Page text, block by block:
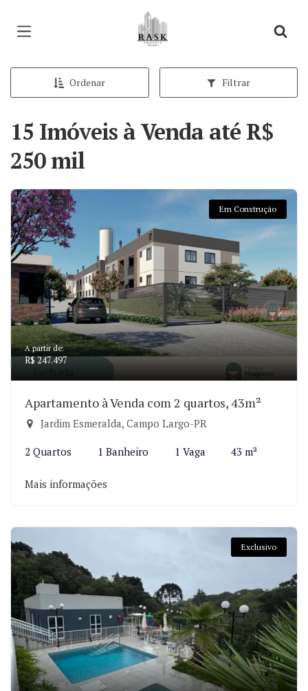
Página inicial
Ordenar Filtrar
15 Imóveis à Venda até R$
250 mil
Em Construção
A partir de:
R$ 247.497
Apartamento à Venda com 2 quartos, 43m²
Jardim Esmeralda, Campo Largo-PR
2 Quartos 1 Banheiro 1 Vaga 43 m²
Mais informações
Exclusivo